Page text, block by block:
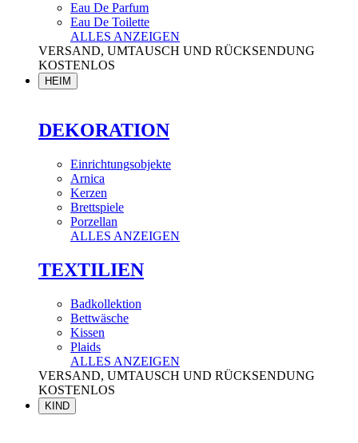
Eau De Parfum
Eau De Toilette
ALLES ANZEIGEN
VERSAND, UMTAUSCH UND RÜCKSENDUNG
KOSTENLOS
HEIM
DEKORATION
Einrichtungsobjekte
Arnica
Kerzen
Brettspiele
Porzellan
ALLES ANZEIGEN
TEXTILIEN
Badkollektion
Bettwäsche
Kissen
Plaids
ALLES ANZEIGEN
VERSAND, UMTAUSCH UND RÜCKSENDUNG
KOSTENLOS
KIND